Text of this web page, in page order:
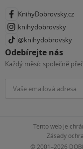
KnihyDobrovsky.cz
knihydobrovsky
@knihydobrovsky
Odebírejte nás
Každý měsíc společně
Tento web je
Zásady
© 2001–2026